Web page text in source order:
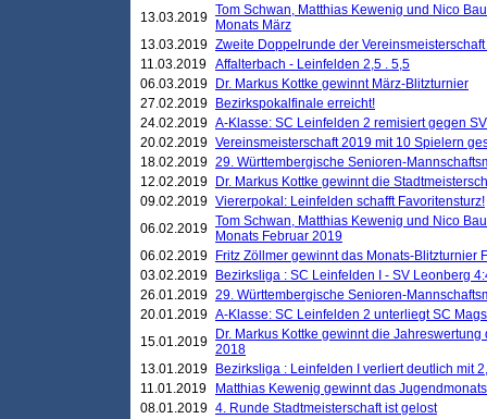
13.03.2019 Tom Schwan, Matthias Kewenig und Nico
Monats März
13.03.2019 Zweite Doppelrunde der
11.03.2019 Affalterbach - Leinfelden 2,5 . 5,5
06.03.2019
Dr. Markus Kottke gewinnt März-Blitzturnier
27.02.2019
Bezirkspokalfinale erreicht!
24.02.2019 A-Klasse: SC Leinfelden 2 remisiert gegen
20.02.2019 Vereinsmeisterschaft 2019 mit 10 Spielern
18.02.2019 29. Württembergische Senioren-
12.02.2019
Dr. Markus Kottke gewinnt die
09.02.2019 Viererpokal: Leinfelden schafft Favoritensturz!
06.02.2019 Tom Schwan, Matthias Kewenig und Nico
Monats Februar 2019
06.02.2019
Fritz Zöllmer gewinnt das Monats-Blitzturnier
03.02.2019
Bezirksliga : SC Leinfelden I - SV Leonberg
26.01.2019 29. Württembergische Senioren-
20.01.2019 A-Klasse: SC Leinfelden 2 unterliegt SC
15.01.2019
Dr. Markus Kottke gewinnt die
2018
13.01.2019
Bezirksliga : Leinfelden I verliert deutlich mit
11.01.2019
Matthias Kewenig gewinnt das
08.01.2019 4. Runde Stadtmeisterschaft ist gelost